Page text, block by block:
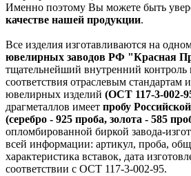
Именно поэтому Вы можете быть
качестве нашей продукции.
Все изделия изготавливаются на
ювелирных заводов РФ "Красная
тщательнейший внутренний контроль
соответствия отраслевым стандартам
ювелирных изделий (ОСТ 117-3-002-
драгметаллов имеет пробу
(серебро - 925 проба, золота - 585
опломбированной биркой завода-
всей информации: артикул, проба,
характеристика вставок, дата
соответствии с ОСТ 117-3-002-95.